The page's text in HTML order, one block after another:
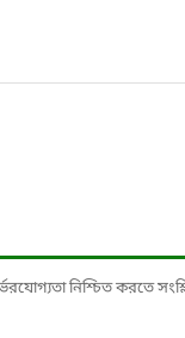
নিশ্চিত করতে